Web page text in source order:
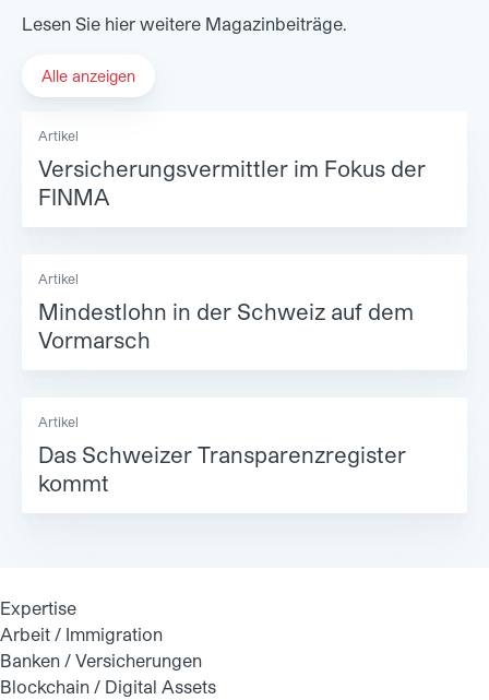
Lesen Sie hier weitere Magazinbeiträge.
Alle anzeigen
Artikel
Versicherungsvermittler im Fokus der
FINMA
Artikel
Mindestlohn in der Schweiz auf dem
Vormarsch
Artikel
Das Schweizer Transparenzregister
kommt
Expertise
Arbeit / Immigration
Banken / Versicherungen
Blockchain / Digital Assets